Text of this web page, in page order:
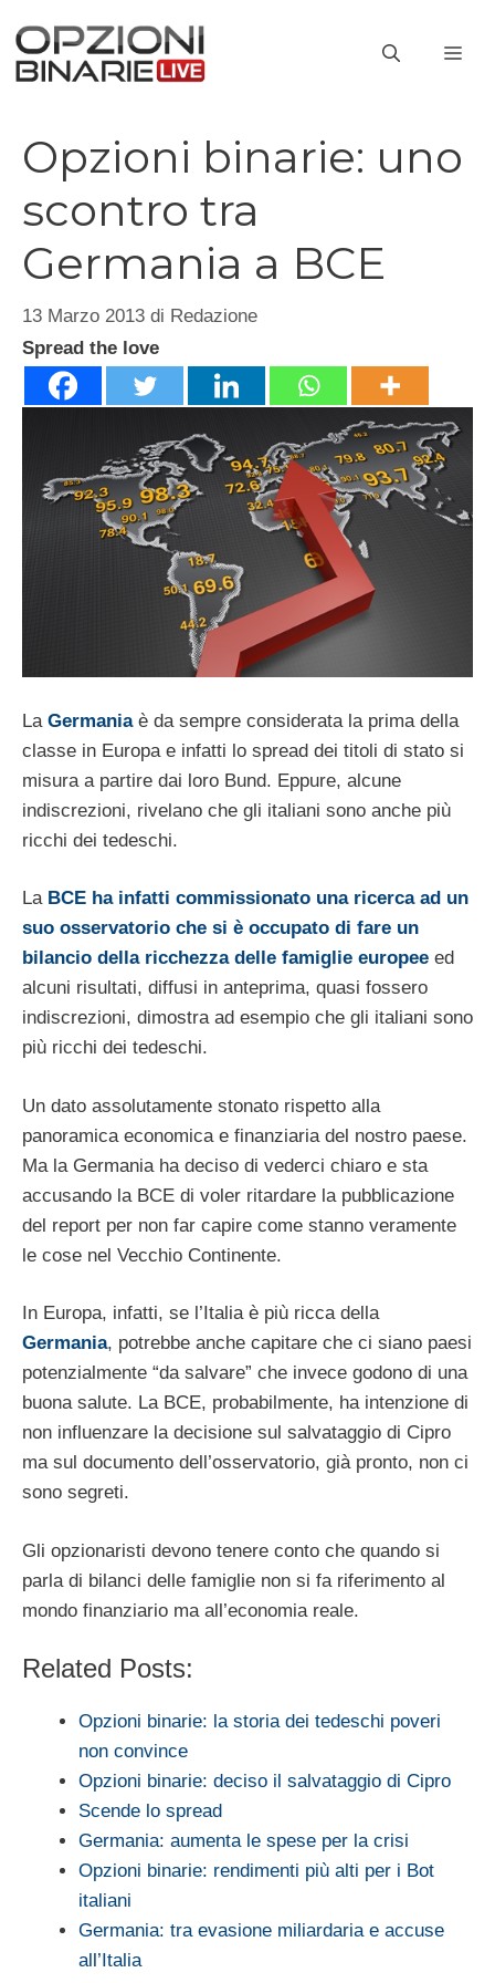
contenuto
Opzioni binarie: uno
scontro tra
Germania a BCE
13 Marzo 2013 di Redazione
Spread the love
LaGermaniaè da sempre considerata la prima della
classe in Europa e infatti lo spread dei titoli di stato si
misura a partire dai loro Bund. Eppure, alcune
indiscrezioni, rivelano che gli italiani sono anche più
ricchi dei tedeschi.
La BCE ha infatti commissionato una ricerca ad un
suo osservatorio che si è occupato di fare un
bilancio della ricchezza delle famiglie europee ed
alcuni risultati, diffusi in anteprima, quasi fossero
indiscrezioni, dimostra ad esempio che gli italiani sono
più ricchi dei tedeschi.
Un dato assolutamente stonato rispetto alla
panoramica economica e finanziaria del nostro paese.
Ma la Germania ha deciso di vederci chiaro e sta
accusando la BCE di voler ritardare la pubblicazione
del report per non far capire come stanno veramente
le cose nel Vecchio Continente.
In Europa, infatti, se l’Italia è più ricca della
Germania, potrebbe anche capitare che ci siano paesi
potenzialmente “da salvare” che invece godono di una
buona salute. La BCE, probabilmente, ha intenzione di
non influenzare la decisione sul salvataggio di Cipro
ma sul documento dell’osservatorio, già pronto, non ci
sono segreti.
Gli opzionaristi devono tenere conto che quando si
parla di bilanci delle famiglie non si fa riferimento al
mondo finanziario ma all’economia reale.
Related Posts:
Opzioni binarie: la storia dei tedeschi poveri
non convince
Opzioni binarie: deciso il salvataggio di Cipro
Scende lo spread
Germania: aumenta le spese per la crisi
Opzioni binarie: rendimenti più alti per i Bot
italiani
Germania: tra evasione miliardaria e accuse
all’Italia